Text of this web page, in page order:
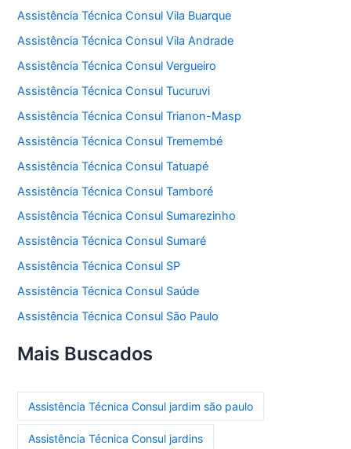
Assistência Técnica Consul Vila Buarque
Assistência Técnica Consul Vila Andrade
Assistência Técnica Consul Vergueiro
Assistência Técnica Consul Tucuruvi
Assistência Técnica Consul Trianon-Masp
Assistência Técnica Consul Tremembé
Assistência Técnica Consul Tatuapé
Assistência Técnica Consul Tamboré
Assistência Técnica Consul Sumarezinho
Assistência Técnica Consul Sumaré
Assistência Técnica Consul SP
Assistência Técnica Consul Saúde
Assistência Técnica Consul São Paulo
Mais Buscados
Assistência Técnica Consul jardim são paulo
Assistência Técnica Consul jardins